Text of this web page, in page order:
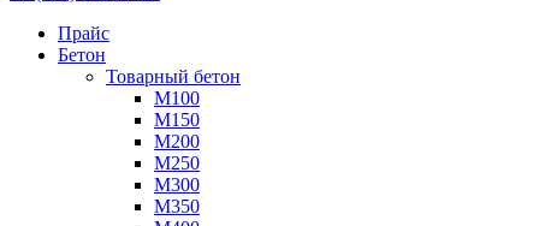
Прайс
Бетон
Товарный бетон
М100
М150
М200
М250
М300
М350